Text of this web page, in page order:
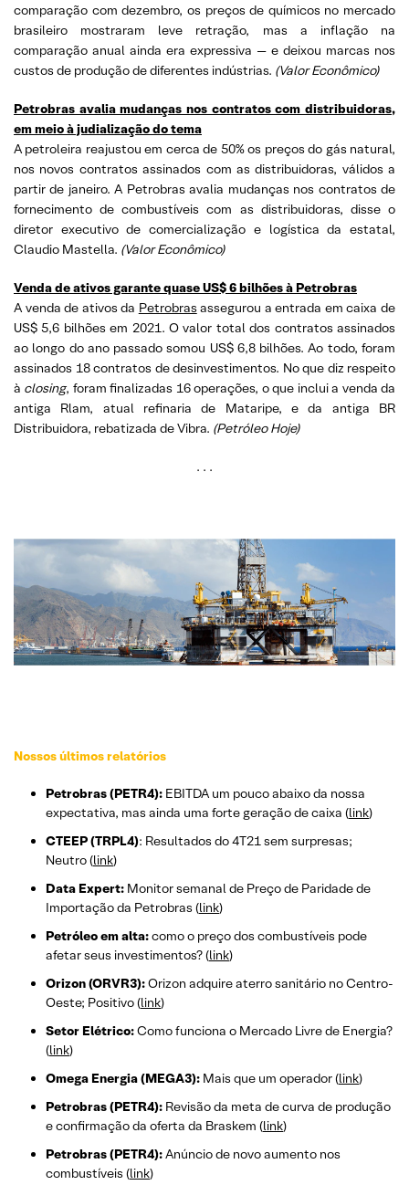
comparação com dezembro, os preços de químicos no mercado
brasileiro mostraram leve retração, mas a inflação na
comparação anual ainda era expressiva — e deixou marcas nos
custos de produção de diferentes indústrias. (Valor Econômico)
Petrobras avalia mudanças nos contratos com distribuidoras,
em meio à judialização do tema
A petroleira reajustou em cerca de 50% os preços do gás natural,
nos novos contratos assinados com as distribuidoras, válidos a
partir de janeiro. A Petrobras avalia mudanças nos contratos de
fornecimento de combustíveis com as distribuidoras, disse o
diretor executivo de comercialização e logística da estatal,
Claudio Mastella. (Valor Econômico)
Venda de ativos garante quase US$ 6 bilhões à Petrobras
A venda de ativos da Petrobras assegurou a entrada em caixa de
US$ 5,6 bilhões em 2021. O valor total dos contratos assinados
ao longo do ano passado somou US$ 6,8 bilhões. Ao todo, foram
assinados 18 contratos de desinvestimentos. No que diz respeito
à closing, foram finalizadas 16 operações, o que inclui a venda da
antiga Rlam, atual refinaria de Mataripe, e da antiga BR
Distribuidora, rebatizada de Vibra. (Petróleo Hoje)
. . .
Nossos últimos relatórios
Petrobras (PETR4): EBITDA um pouco abaixo da nossa
expectativa, mas ainda uma forte geração de caixa (link)
CTEEP (TRPL4): Resultados do 4T21 sem surpresas;
Neutro (link)
Data Expert: Monitor semanal de Preço de Paridade de
Importação da Petrobras (link)
Petróleo em alta:como o preço dos combustíveis pode
afetar seus investimentos? (link)
Orizon (ORVR3):Orizon adquire aterro sanitário no Centro-
Oeste; Positivo (link)
Setor Elétrico:Como funciona o Mercado Livre de Energia?
(link)
Omega Energia (MEGA3): Mais que um operador (link)
Petrobras (PETR4): Revisão da meta de curva de produção
e confirmação da oferta da Braskem (link)
Petrobras (PETR4):Anúncio de novo aumento nos
combustíveis (link)